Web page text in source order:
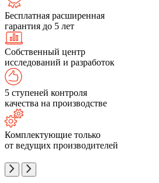
Бесплатная расширенная
гарантия до 5 лет
Собственный центр
исследований и разработок
5 ступеней контроля
качества на производстве
Комплектующие только
от ведущих производителей